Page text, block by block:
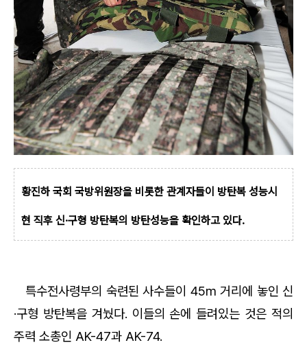
황진하 국회 국방위원장을 비롯한 관계자들이 방탄복 성능시
현 직후 신·구형 방탄복의 방탄성능을 확인하고 있다.
특수전사령부의 숙련된 사수들이 45m 거리에 놓인 신
·구형 방탄복을 겨눴다. 이들의 손에 들려있는 것은 적의
주력 소총인 AK-47과 AK-74.